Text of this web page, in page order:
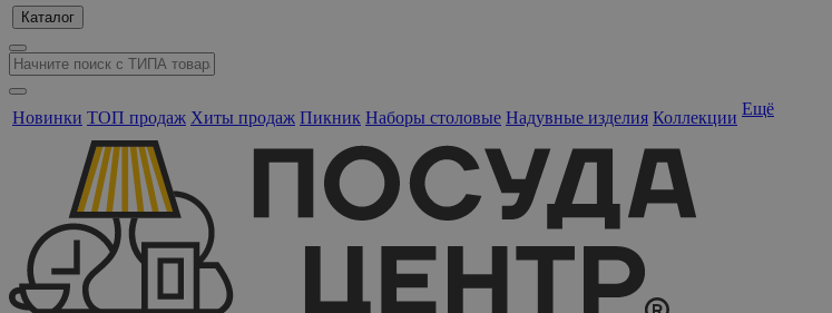
Каталог
Новинки ТОП продаж Хиты продаж Пикник Наборы столовые Надувные изделия Коллекции Ещё